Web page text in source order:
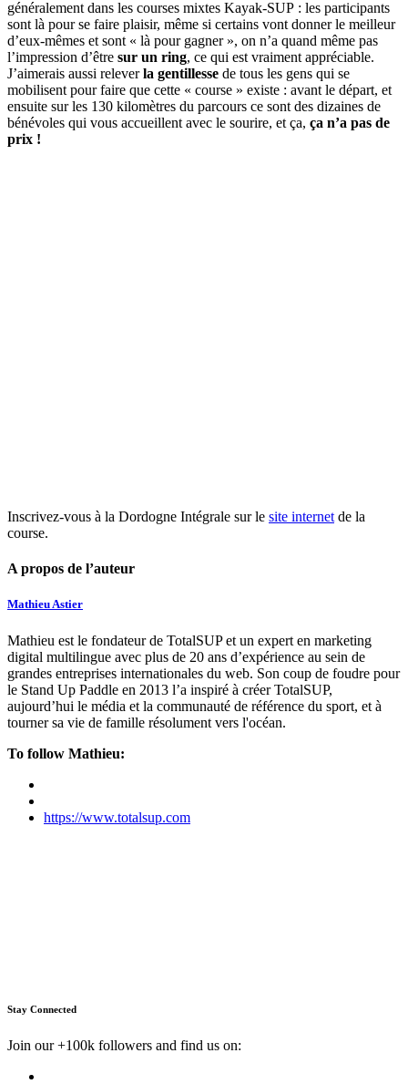
généralement dans les courses mixtes Kayak-SUP : les participants
sont là pour se faire plaisir, même si certains vont donner le meilleur
d’eux-mêmes et sont « là pour gagner », on n’a quand même pas
l’impression d’être sur un ring, ce qui est vraiment appréciable.
J’aimerais aussi releverla gentillesse de tous les gens qui se
mobilisent pour faire que cette « course » existe : avant le départ, et
ensuite sur les 130 kilomètres du parcours ce sont des dizaines de
bénévoles qui vous accueillent avec le sourire, et ça, ça n’a pas de
prix !
Inscrivez-vous à la Dordogne Intégrale sur le site internet de la
course.
A propos de l’auteur
Mathieu Astier
Mathieu est le fondateur de TotalSUP et un expert en marketing
digital multilingue avec plus de 20 ans d’expérience au sein de
grandes entreprises internationales du web. Son coup de foudre pour
le Stand Up Paddle en 2013 l’a inspiré à créer TotalSUP,
aujourd’hui le média et la communauté de référence du sport, et à
tourner sa vie de famille résolument vers l'océan.
To follow Mathieu:
https://www.totalsup.com
Stay Connected
Join our +100k followers and find us on: